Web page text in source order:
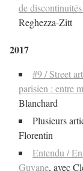
de
Reghezza-Zitt
2017
#9 / Street
parisien : entre
Blanchard
Plusieurs
Florentin
Entendu /
Guyane, avec